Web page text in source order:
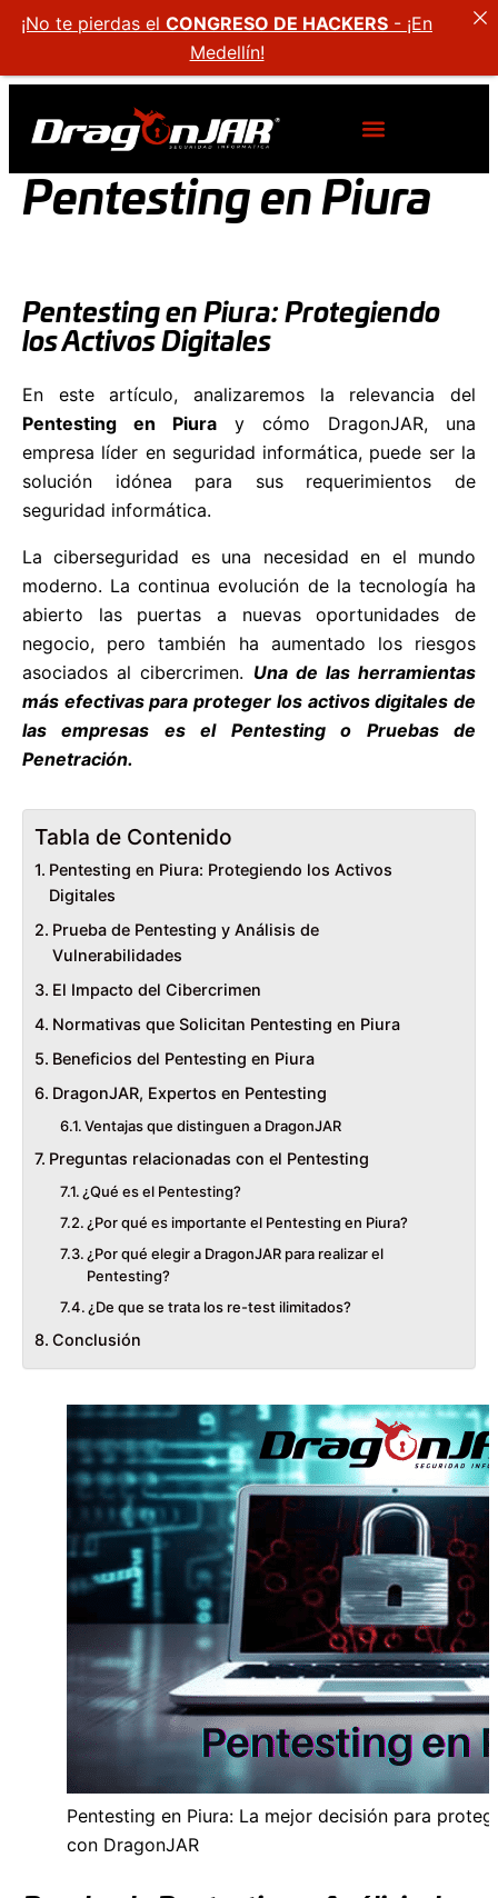
Pentesting en Piura
Pentesting en Piura: Protegiendo
los Activos Digitales
En este artículo, analizaremos la relevancia del
Pentesting en Piura y cómo DragonJAR, una
empresa líder en seguridad informática, puede ser la
solución idónea para sus requerimientos de
seguridad informática.
La ciberseguridad es una necesidad en el mundo
moderno. La continua evolución de la tecnología ha
abierto las puertas a nuevas oportunidades de
negocio, pero también ha aumentado los riesgos
asociados al cibercrimen. Una de las herramientas
más efectivas para proteger los activos digitales de
las empresas es el Pentesting o Pruebas de
Penetración.
Tabla de Contenido
Pentesting en Piura: Protegiendo los Activos
Digitales
Prueba de Pentesting y Análisis de
Vulnerabilidades
El Impacto del Cibercrimen
Normativas que Solicitan Pentesting en Piura
Beneficios del Pentesting en Piura
DragonJAR, Expertos en Pentesting
Ventajas que distinguen a DragonJAR
Preguntas relacionadas con el Pentesting
¿Qué es el Pentesting?
¿Por qué es importante el Pentesting en Piura?
¿Por qué elegir a DragonJAR para realizar el
Pentesting?
¿De que se trata los re-test ilimitados?
Conclusión
Pentesting en Piura: La mejor decisión para
con DragonJAR
¡No te pierdas el CONGRESO DE HACKERS - ¡En
Medellín!